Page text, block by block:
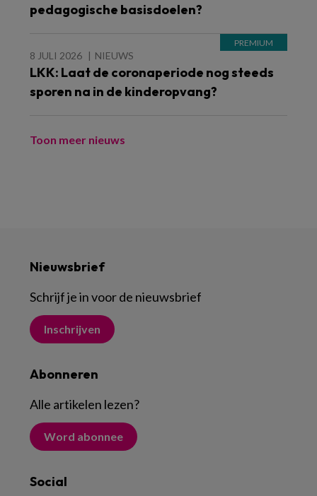
pedagogische basisdoelen?
8 JULI 2026 NIEUWS
LKK: Laat de coronaperiode nog steeds
sporen na in de kinderopvang?
Toon meer nieuws
Nieuwsbrief
Schrijf je in voor de nieuwsbrief
Inschrijven
Abonneren
Alle artikelen lezen?
Word abonnee
Social